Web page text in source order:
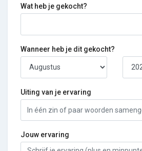
Wat heb je gekocht?
Wanneer heb je dit gekocht?
Uiting van je ervaring
Jouw ervaring